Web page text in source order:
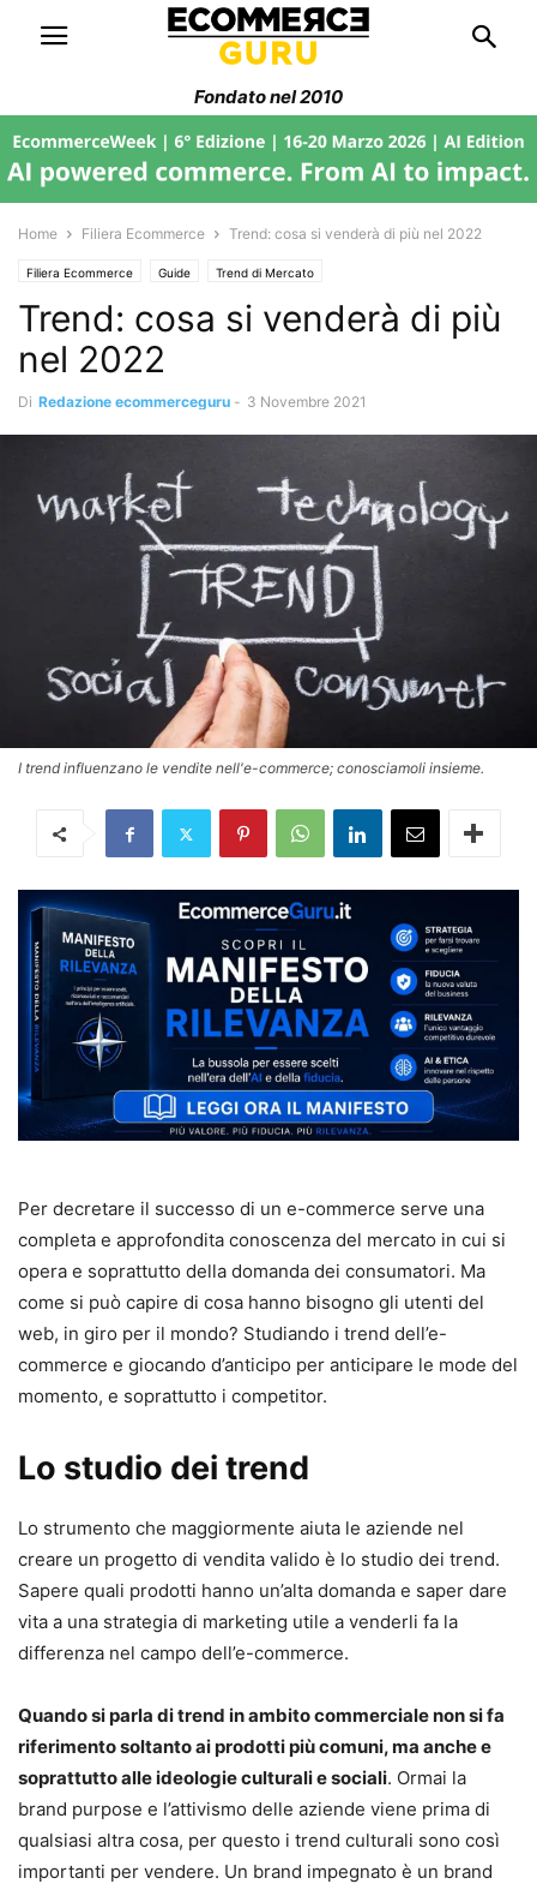
Fondato nel 2010
Home Filiera Ecommerce Trend: cosa si venderà di più nel 2022
Filiera Ecommerce Guide Trend di Mercato
Trend: cosa si venderà di più
nel 2022
Di Redazione ecommerceguru - 3 Novembre 2021
I trend influenzano le vendite nell'e-commerce; conosciamoli insieme.
Per decretare il successo di un e-commerce serve una
completa e approfondita conoscenza del mercato in cui si
opera e soprattutto della domanda dei consumatori. Ma
come si può capire di cosa hanno bisogno gli utenti del
web, in giro per il mondo? Studiando i trend dell’e-
commerce e giocando d’anticipo per anticipare le mode del
momento, e soprattutto i competitor.
Lo studio dei trend
Lo strumento che maggiormente aiuta le aziende nel
creare un progetto di vendita valido è lo studio dei trend.
Sapere quali prodotti hanno un’alta domanda e saper dare
vita a una strategia di marketing utile a venderli fa la
differenza nel campo dell’e-commerce.
Quando si parla di trend in ambito commerciale non si fa
riferimento soltanto ai prodotti più comuni, ma anche e
soprattutto alle ideologie culturali e sociali. Ormai la
brand purpose e l’attivismo delle aziende viene prima di
qualsiasi altra cosa, per questo i trend culturali sono così
importanti per vendere. Un brand impegnato è un brand